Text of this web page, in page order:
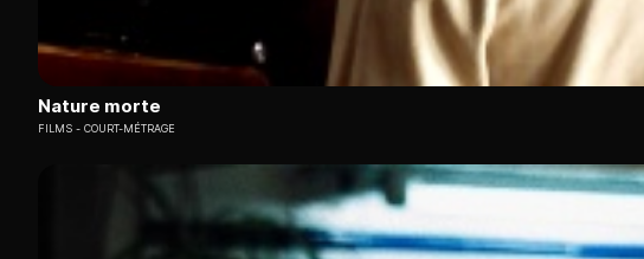
Nature morte
FILMS COURT-MÉTRAGE